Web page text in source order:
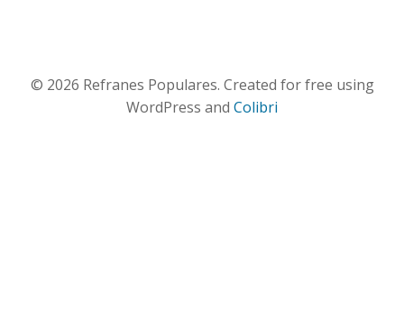
© 2026 Refranes Populares. Created for free using
WordPress and Colibri